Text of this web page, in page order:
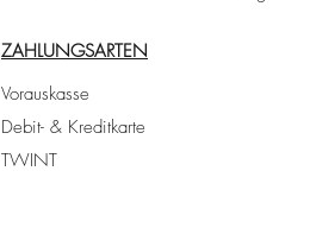
ZAHLUNGSARTEN
Vorauskasse
Debit- & Kreditkarte
TWINT